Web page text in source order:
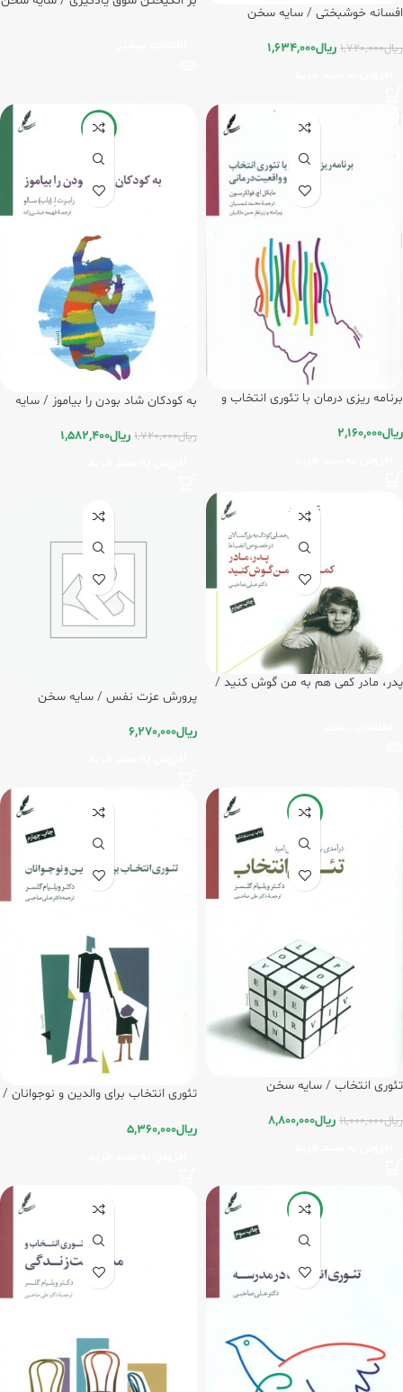
افسانه خوشبختی / سایه سخن
ریال1,720,000 ریال1,634,000
برنامه ریزی درمان با تئوری انتخاب و
ریال2,160,000
-8%
به کودکان شاد بودن را بیاموز / سایه
ریال1,720,000 ریال1,582,400
تمام شد
ه
پدر، مادر کمی هم به من گوش کنید /
پرورش عزت نفس / سایه سخن
ریال6,270,000
-20%
تئوری انتخاب / سایه سخن
ریال11,000,000 ریال8,800,000
تئوری انتخاب برای والدین و نوجوانان /
ریال5,360,000
-5%